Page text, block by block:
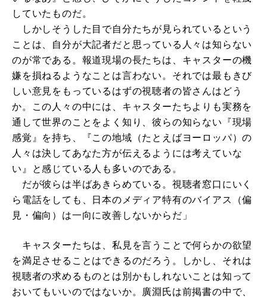
していたものだ。
しかしそうした目で自分たちが見られているという
ことは、自分が大記者だと思っている人々は知らない
のが常である。報道現場の長たちは、キャスターの機
嫌を損ねるようなことは言わない。それでは最もきび
しい意見をもっているはずの視聴者の皆さんはどう
か。この人々の中には、キャスターたちよりも実務を
通して世界のことをよく知り、彼らの知らない『現場
感覚』を持ち、『この地域（たとえばヨーロッパ）の
人々は決してあなた方が伝えるようには考えていな
い』と感じている人も多いのである。
だが彼らは半ばあきらめている。視聴者窓口にいく
ら電話をしても、日本のメディア特有のバイアス（偏
見・偏向）は一向に改善しないからだ」
キャスターたちは、私見を言うことで何らかの欲望
を満足させることはできるのだろう。しかし、それは
視聴者の求めるものとは別かもしれないことは知って
おいてもいいのではないか。廣淵氏は前掲書の中で、